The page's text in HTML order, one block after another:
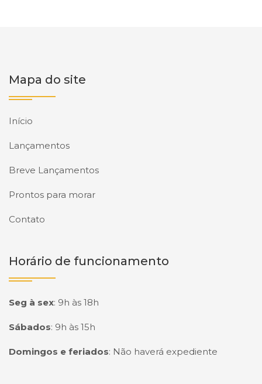
Mapa do site
Início
Lançamentos
Breve Lançamentos
Prontos para morar
Contato
Horário de funcionamento
Seg à sex: 9h às 18h
Sábados: 9h às 15h
Domingos e feriados: Não haverá expediente